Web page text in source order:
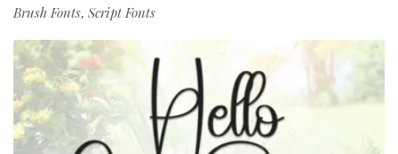
Brush Fonts, Script Fonts